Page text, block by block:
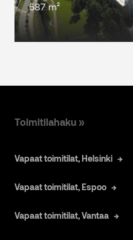
587 m²
Toimitilahaku »
Vapaat toimitilat, Helsinki
Vapaat toimitilat, Espoo
Vapaat toimitilat, Vantaa